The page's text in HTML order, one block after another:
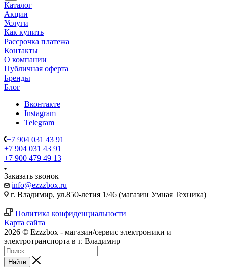
Каталог
Акции
Услуги
Как купить
Рассрочка платежа
Контакты
О компании
Публичная оферта
Бренды
Блог
Вконтакте
Instagram
Telegram
+7 904 031 43 91
+7 904 031 43 91
+7 900 479 49 13
Заказать звонок
info@ezzzbox.ru
г. Владимир, ул.850-летия 1/46 (магазин Умная Техника)
Политика конфиденциальности
Карта сайта
2026 © Ezzzbox - магазин/сервис электроники и
электротранспорта в г. Владимир
Найти